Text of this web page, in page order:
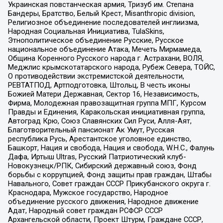
Украинская повстанческая армия, Тризуб им. Степана
Бандеры, Братство, Белый Крест, Misanthropic division,
Религиозное объединение последователей инглиизма,
Народная Социальная Инициатива, TulaSkins,
Этнополитическое объединение Русские, Русское
национальное объединение Атака, Мечеть Мирмамеда,
Община Коренного Русского народа г. Астрахани, ВОЛЯ,
Меджлис крымскотатарского народа, Рубеж Севера, ТОЙС,
О противодействии экстремистской деятельности,
РЕВТАТПОД, Артподготовка, Штольц, В честь иконы
Божией Матери Державная, Сектор 16, Независимость,
Фирма, Молодежная правозащитная группа МПГ, Курсом
Правды и Единения, Каракольская инициативная группа,
Автоград Крю, Союз Славянских Сил Руси, Алля-Аят,
Благотворительный пансионат Ак Умут, Русская
республика Русь, Арестантское уголовное единство,
Башкорт, Нация и свобода, Нация и свобода, W.H.С., Фалунь
Дафа, Иртыш Ultras, Русский Патриотический клуб-
Новокузнецк/РПК, Сибирский державный союз, Фонд
борьбы с коррупцией, Фонд защиты прав граждан, Штабы
Навального, Совет граждан СССР Прикубанского округа г.
Краснодара, Мужское государство, Народное
объединение русского движения, Народное движение
Адат, Народный совет граждан РСФСР СССР
Архангельской области, Проект Штурм, Граждане СССР,